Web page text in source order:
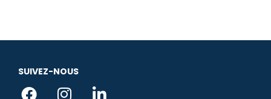
SUIVEZ-NOUS
F I L